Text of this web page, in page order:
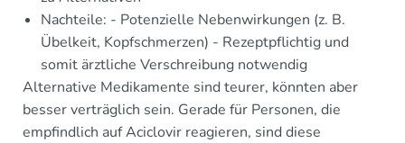
Nachteile: - Potenzielle Nebenwirkungen (z. B.
Übelkeit, Kopfschmerzen) - Rezeptpflichtig und
somit ärztliche Verschreibung notwendig
Alternative Medikamente sind teurer, könnten aber
besser verträglich sein. Gerade für Personen, die
empfindlich auf Aciclovir reagieren, sind diese